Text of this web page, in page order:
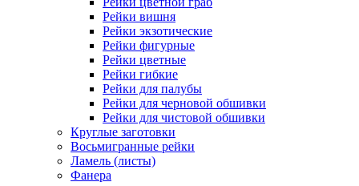
Рейки вишня
Рейки экзотические
Рейки фигурные
Рейки цветные
Рейки гибкие
Рейки для палубы
Рейки для черновой обшивки
Рейки для чистовой обшивки
Круглые заготовки
Восьмигранные рейки
Ламель (листы)
Фанера